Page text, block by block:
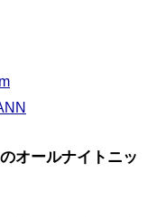
オールナイトニッ